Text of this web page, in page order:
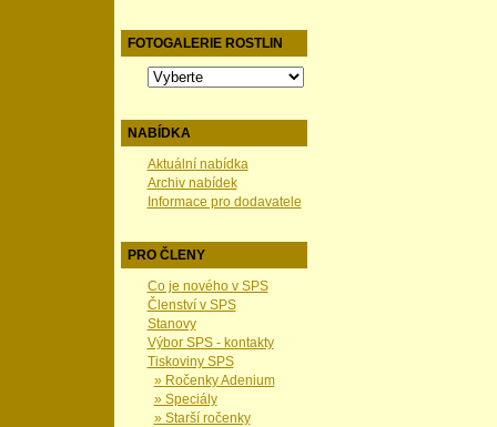
FOTOGALERIE ROSTLIN
NABÍDKA
Aktuální nabídka
Archiv nabídek
Informace pro dodavatele
PRO ČLENY
Co je nového v SPS
Členství v SPS
Stanovy
Výbor SPS - kontakty
Tiskoviny SPS
» Ročenky Adenium
» Speciály
» Starší ročenky